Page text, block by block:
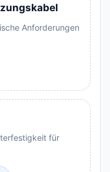
Anforderungen
für